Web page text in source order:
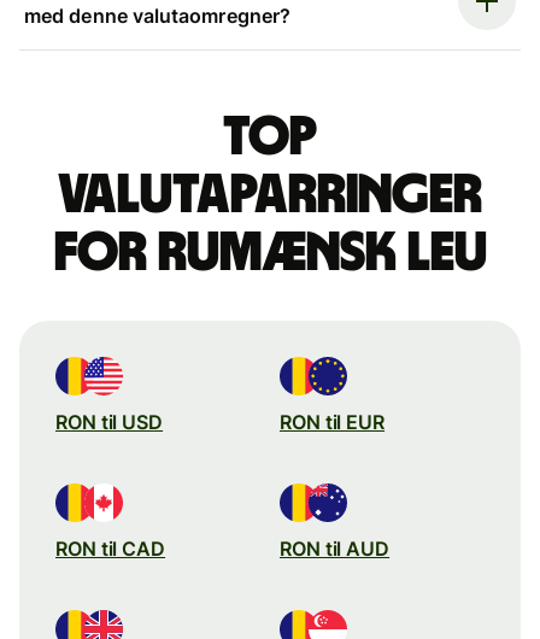
med denne valutaomregner?
Top
valutaparringer
for rumænsk leu
RON til USD RON til EUR
RON til CAD RON til AUD